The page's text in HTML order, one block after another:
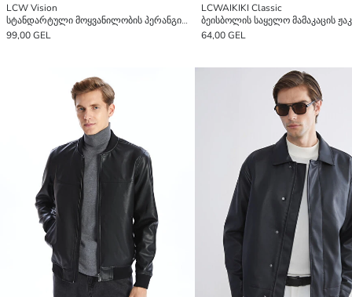
LCW Vision
სტანდარტული მოყვანილობის პერანგის საყელოიანი მამაკაცის ხელოვნური ტყავის ქურთუკი
99,00 GEL
LCWAIKIKI Classic
ბეისბოლის საყელო მამაკაცის
64,00 GEL